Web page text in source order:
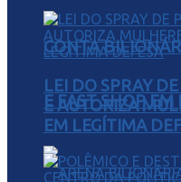
CONTA
E FAST SHOP EM
LEI DO SPRAY
E AUTORIZA
EM LEGÍTIMA